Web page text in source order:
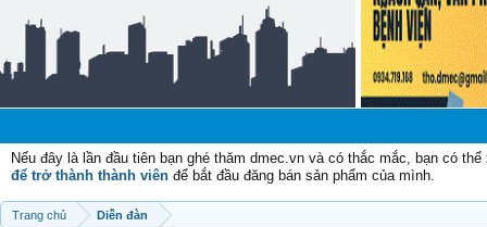
Nếu đây là lần đầu tiên bạn ghé thăm dmec.vn và có thắc mắc, bạn có
để trở thành thành viên để bắt đầu đăng bán sản phẩm của mình.
Trang chủ Diễn đàn